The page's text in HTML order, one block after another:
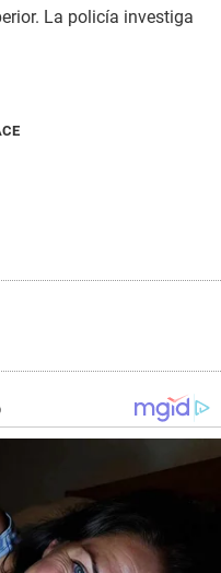
La policía investiga